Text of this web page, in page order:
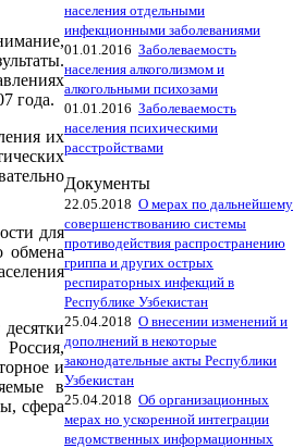
года.
их
для
обмена
и
в
сфера
населения отдельными
инфекционными заболеваниями
01.01.2016 Заболеваемость
населения алкоголизмом и
алкогольными психозами
01.01.2016 Заболеваемость
населения психическими
расстройствами
Документы
22.05.2018 О мерах по дальнейшему
совершенствованию системы
противодействия распространению
гриппа и других острых
респираторных инфекций в
Республике Узбекистан
25.04.2018 О внесении изменений и
дополнений в некоторые
законодательные акты Республики
Узбекистан
25.04.2018 Об организационных
мерах но ускоренной интеграции
ведомственных информационных